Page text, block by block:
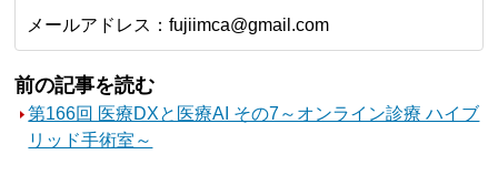
メールアドレス：fujiimca@gmail.com
前の記事を読む
第166回 医療DXと医療AI その7～オンライン診療 ハイブ
リッド手術室～